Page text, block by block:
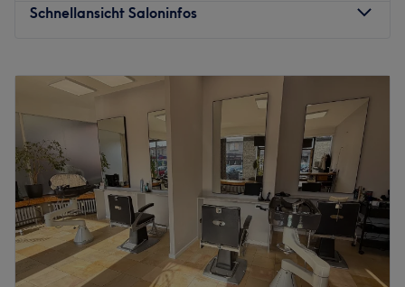
Schnellansicht Saloninfos
Dienstag
10:00
10:00–20:00
Donnerstag
10:00
20:00
Freitag
10:00–20:00
Samstag
10:00–17:00
Sonntag
Geschlossen
Hat auch deine Frisur den richtigen Swag? Falls nicht,
dann lohnt sich ein Besuch beim trendigen Friseur Swag -
Hair Studio im Berliner Familienkiez Prenzlauer Berg.